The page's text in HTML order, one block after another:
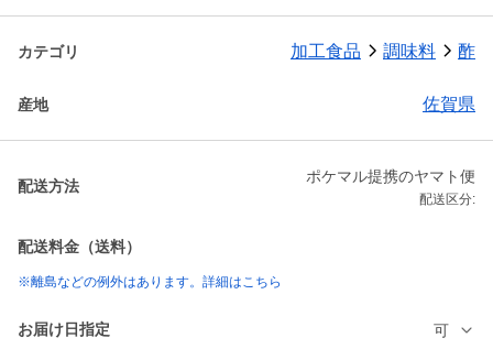
カテゴリ 加工食品 調味料 酢
産地 佐賀県
配送方法
ポケマル提携のヤマト便
配送区分:
配送料金（送料）
※離島などの例外はあります。詳細はこちら
お届け日指定 可